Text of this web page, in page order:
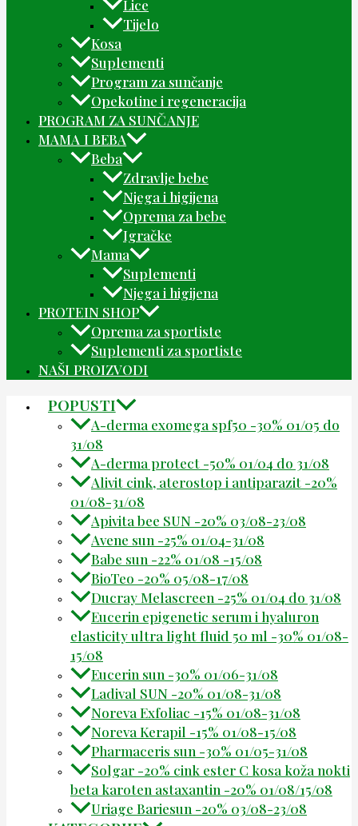
Lice
Tijelo
Kosa
Suplementi
Program za sunčanje
Opekotine i regeneracija
PROGRAM ZA SUNČANJE
MAMA I BEBA
Beba
Zdravlje bebe
Njega i higijena
Oprema za bebe
Igračke
Mama
Suplementi
Njega i higijena
PROTEIN SHOP
Oprema za sportiste
Suplementi za sportiste
NAŠI PROIZVODI
POPUSTI
A-derma exomega spf50 -30% 01/05 do
31/08
A-derma protect -50% 01/04 do 31/08
Alivit cink, aterostop i antiparazit -20%
01/08-31/08
Apivita bee SUN -20% 03/08-23/08
Avene sun -25% 01/04-31/08
Babe sun -22% 01/08 -15/08
BioTeo -20% 05/08-17/08
Ducray Melascreen -25% 01/04 do 31/08
Eucerin epigenetic serum i hyaluron
elasticity ultra light fluid 50 ml -30% 01/08-
15/08
Eucerin sun -30% 01/06-31/08
Ladival SUN -20% 01/08-31/08
Noreva Exfoliac -15% 01/08-31/08
Noreva Kerapil -15% 01/08-15/08
Pharmaceris sun -30% 01/05-31/08
Solgar -20% cink ester C kosa koža nokti
beta karoten astaxantin -20% 01/08/15/08
Uriage Bariesun -20% 03/08-23/08